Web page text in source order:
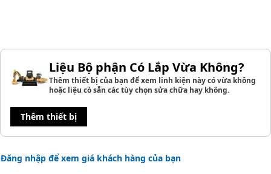
Liệu Bộ phận Có Lắp Vừa Không?
Thêm thiết bị của bạn để xem linh kiện này có vừa không
hoặc liệu có sẵn các tùy chọn sửa chữa hay không.
Thêm thiết bị
Đăng nhập để xem giá khách hàng của bạn